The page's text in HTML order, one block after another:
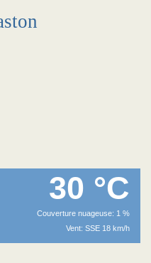
30 °C
Couverture nuageuse: 1 %
Vent: SSE 18 km/h